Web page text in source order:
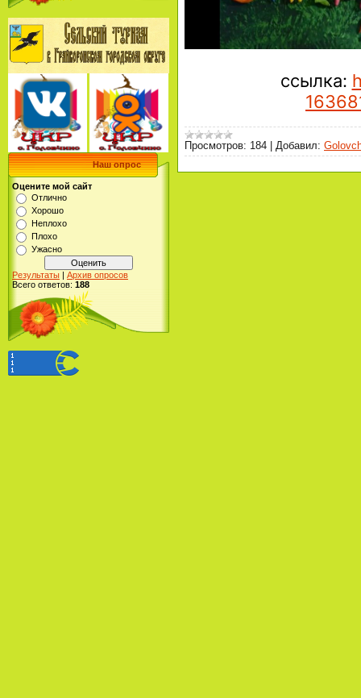
Наш опрос
Оцените мой сайт
Отлично
Хорошо
Неплохо
Плохо
Ужасно
Результаты | Архив опросов
Всего ответов: 188
ссылка:
Просмотров: 184 | Добавил: